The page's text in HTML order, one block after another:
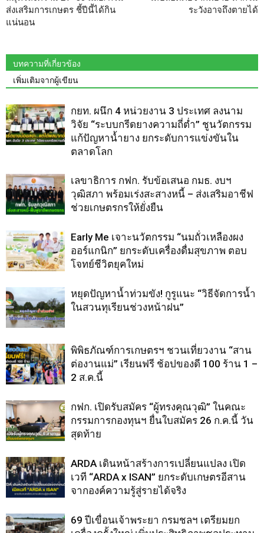
ส่งเสริมการเกษตร ชี้ปีนี้ได้กิน
แน่นอน
ระวังอาจถึงตายได้
บทความที่เกี่ยวข้อง
เพิ่มเติมจากผู้เขียน
กยท. ผนึก 4 หน่วยงาน 3 ประเทศ ลงนาม
วิจัย “ระบบกรีดยางความถี่ต่ำ” ชูนวัตกรรม
แก้ปัญหาน้ำยาง ยกระดับการแข่งขันใน
ตลาดโลก
เลขาธิการ กฟก. รับข้อเสนอ กมธ. งบฯ
วุฒิสภา พร้อมเร่งสะสางหนี้ – ส่งเสริมอาชีฟ
ช่วยเกษตรกรให้ยั่งยืน
Early Me เจาะนวัตกรรม “นมถั่วเหลืองผง
ออร์แกนิก” ยกระดับเครื่องดื่มสุขภาพ ตอบ
โจทย์ชีวิตยุคใหม่
หยุดปัญหาน้ำท่วมขัง! กูรูแนะ “วิธีจัดการน้ำ
ในสวนทุเรียนช่วงหน้าฝน”
พิพิธภัณฑ์การเกษตรฯ ชวนเที่ยวงาน “สาน
ต่องานแม่” เรียนฟรี ช้อปของดี 100 ร้าน 1 –
2 ส.ค.นี้
กฟก. เปิดรับสมัคร “ผู้ทรงคุณวุฒิ” ในคณะ
กรรมการกองทุนฯ ยื่นใบสมัคร 26 ก.ค.นี้ วัน
สุดท้าย
ARDA เดินหน้าสร้างการเปลี่ยนแปลง เปิด
เวที “ARDA x ISAN” ยกระดับเกษตรอีสาน
จากองค์ความรู้สู่รายได้จริง
69 ปีเขื่อนเจ้าพระยา กรมชลฯ เตรียมยก